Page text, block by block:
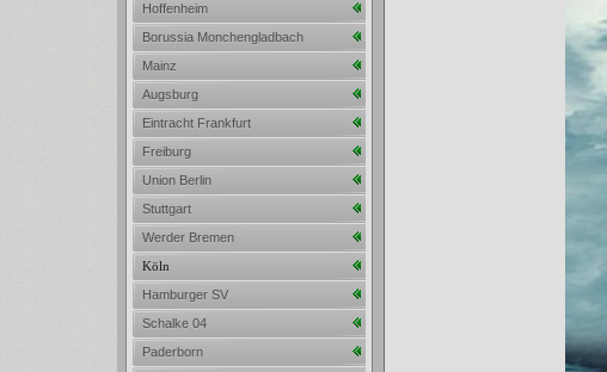
Hoffenheim
Borussia Monchengladbach
Mainz
Augsburg
Eintracht Frankfurt
Freiburg
Union Berlin
Stuttgart
Werder Bremen
Köln
Hamburger SV
Schalke 04
Paderborn